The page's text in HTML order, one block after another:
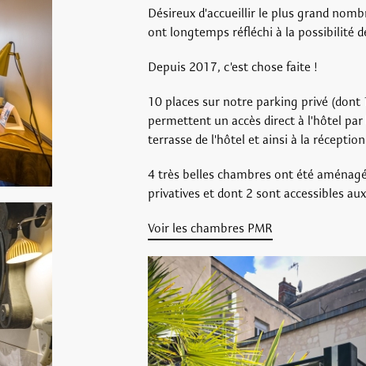
Désireux d'accueillir le plus grand
ont longtemps réfléchi à la possibilité
Depuis 2017, c'est chose faite !
10 places sur notre parking privé (dont
permettent un accès direct à l'hôtel
terrasse de l'hôtel et ainsi à la
4 très belles chambres ont été
privatives et dont 2 sont accessibles
Voir les chambres PMR